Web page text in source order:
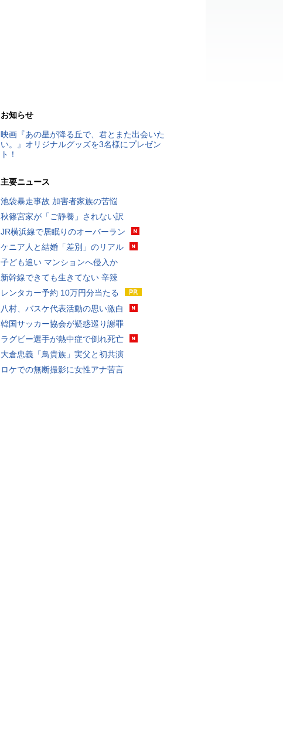
お知らせ
映画『あの星が降る丘で、君とまた出会いた
い。』オリジナルグッズを3名様にプレゼン
ト！
主要ニュース
池袋暴走事故 加害者家族の苦悩
秋篠宮家が「ご静養」されない訳
JR横浜線で居眠りのオーバーラン
ケニア人と結婚「差別」のリアル
子ども追い マンションへ侵入か
新幹線できても生きてない 辛辣
レンタカー予約 10万円分当たる
八村、バスケ代表活動の思い激白
韓国サッカー協会が疑惑巡り謝罪
ラグビー選手が熱中症で倒れ死亡
大倉忠義「鳥貴族」実父と初共演
ロケでの無断撮影に女性アナ苦言